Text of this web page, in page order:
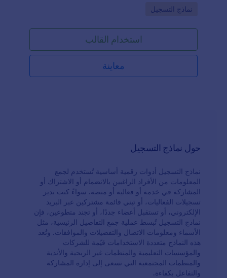
يمكن تعديل الاستمارة بما يتناسب معك
Go to Category:
نماذج التسجيل
استخدام القالب
معاينة
حول نماذج التسجيل
نماذج التسجيل أدوات رقمية أساسية تُستخدم لجمع
المعلومات من الأفراد الراغبين بالانضمام أو الاشتراك أو
المشاركة في خدمة أو فعالية أو منصة. سواءً كنت تدير
تسجيلات الفعاليات، أو تبني قائمة مشتركين عبر البريد
الإلكتروني، أو تستقبل أعضاء جددًا، أو تجند متطوعين، فإن
نماذج التسجيل تُبسط عملية جمع التفاصيل الرئيسية، مثل
الأسماء ومعلومات الاتصال والتفضيلات والموافقات. وتُعد
هذه النماذج متعددة الاستخدامات قيّمة للشركات
والمؤسسات التعليمية والمنظمات غير الربحية والأندية
والمنظمات المجتمعية التي تسعى إلى إدارة المشاركة
والتفاعل بكفاءة.